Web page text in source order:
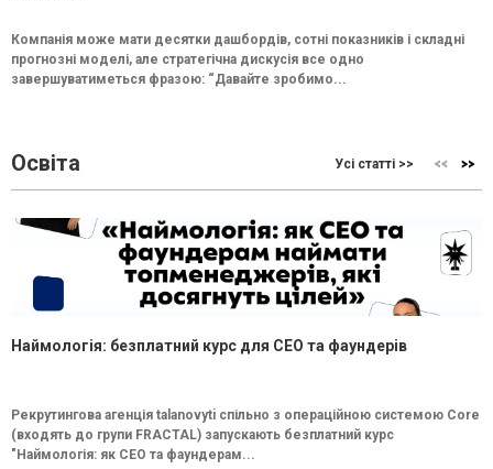
Компанія може мати десятки дашбордів, сотні показників і складні
прогнозні моделі, але стратегічна дискусія все одно
завершуватиметься фразою: “Давайте зробимо...
Освіта Усі статті >>
Наймологія: безплатний курс для CEO та фаундерів
Рекрутингова агенція talanovyti спільно з операційною системою Core
(входять до групи FRACTAL) запускають безплатний курс
"Наймологія: як СEO та фаундерам...